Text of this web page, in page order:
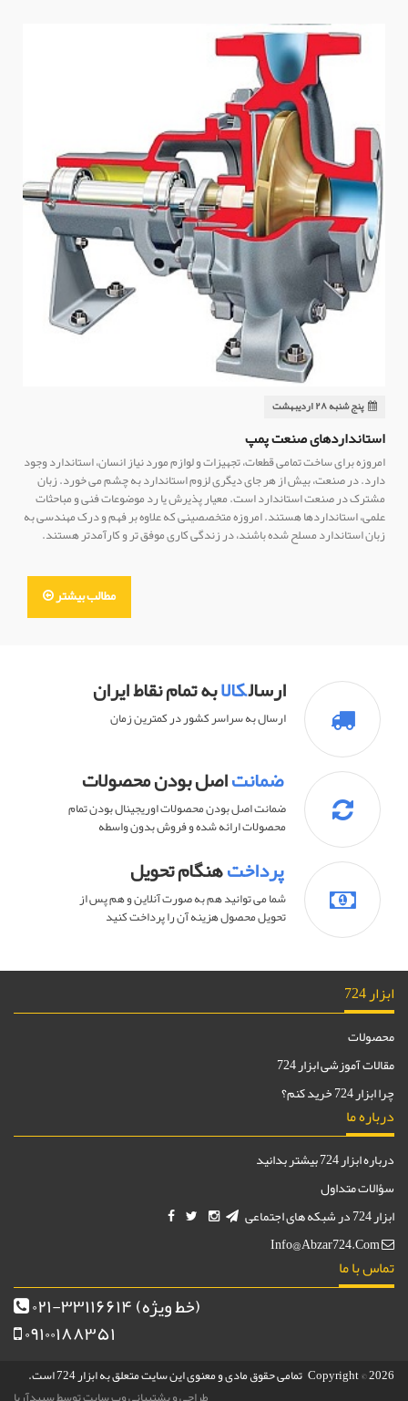
پنج شنبه ۲۸ اردیبهشت
استانداردهای صنعت پمپ
امروزه برای ساخت تمامی قطعات، تجهیزات و لوازم مورد نیاز انسان، استاندارد وجود
دارد. در صنعت، بیش از هر جای دیگری لزوم استاندارد به چشم می خورد. زبان
مشترک در صنعت استاندارد است. معیار پذیرش یا رد موضوعات فنی و مباحثات
علمی، استانداردها هستند. امروزه متخصصینی که علاوه بر فهم و درک مهندسی به
زبان استاندارد مسلح شده باشند، در زندگی کاری موفق تر و کارآمدتر هستند.
مطالب بیشتر
ارسالکالابه تمام نقاط ایران
ارسال به سراسر کشور در کمترین زمان
ضمانتاصل بودن محصولات
ضمانت اصل بودن محصولات اوريجينال بودن تمام
محصولات ارائه شده و فروش بدون واسطه
پرداختهنگام تحویل
شما می توانید هم به صورت آنلاین و هم پس از
تحویل محصول هزینه آن را پرداخت کنید
ابزار 724
محصولات
مقالات آموزشی ابزار 724
چرا ابزار 724 خرید کنم؟
درباره ما
درباره ابزار 724 بیشتر بدانید
سؤالات متداول
ابزار 724 در شبکه های اجتماعی
تماس با ما
۰۲۱-۳۳۱۱۶۶۱۴(خط ویژه)
۰۹۱۰۰۱۸۸۳۵۱
Copyright © 2026 تمامی حقوق مادی و معنوی این سایت متعلق به ابزار 724 است.